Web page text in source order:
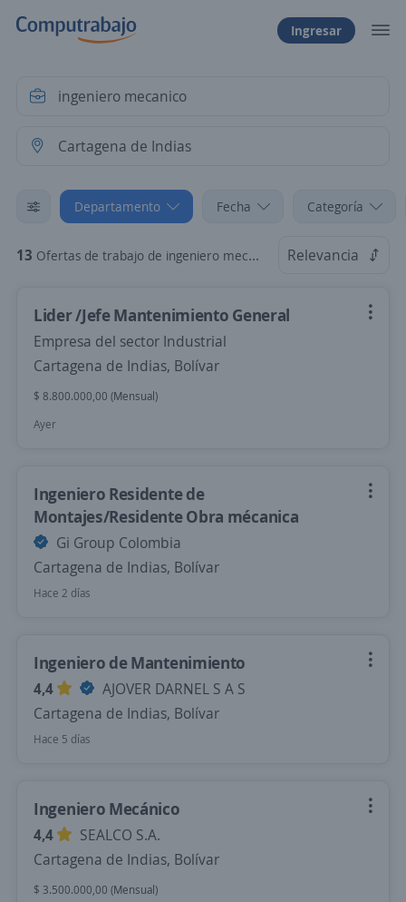
Ingresar
Departamento Fecha Categoría
13 Ofertas de trabajo de ingeniero mecanico en Cartagena de Indias, Bolívar Relevancia
Lider /Jefe Mantenimiento General
Empresa del sector Industrial
Cartagena de Indias, Bolívar
$ 8.800.000,00 (Mensual)
Ayer
Ingeniero Residente de
Montajes/Residente Obra mécanica
Gi Group Colombia
Cartagena de Indias, Bolívar
Hace 2 días
Ingeniero de Mantenimiento
4,4
AJOVER DARNEL S A S
Cartagena de Indias, Bolívar
Hace 5 días
Ingeniero Mecánico
4,4
SEALCO S.A.
Cartagena de Indias, Bolívar
$ 3.500.000,00 (Mensual)